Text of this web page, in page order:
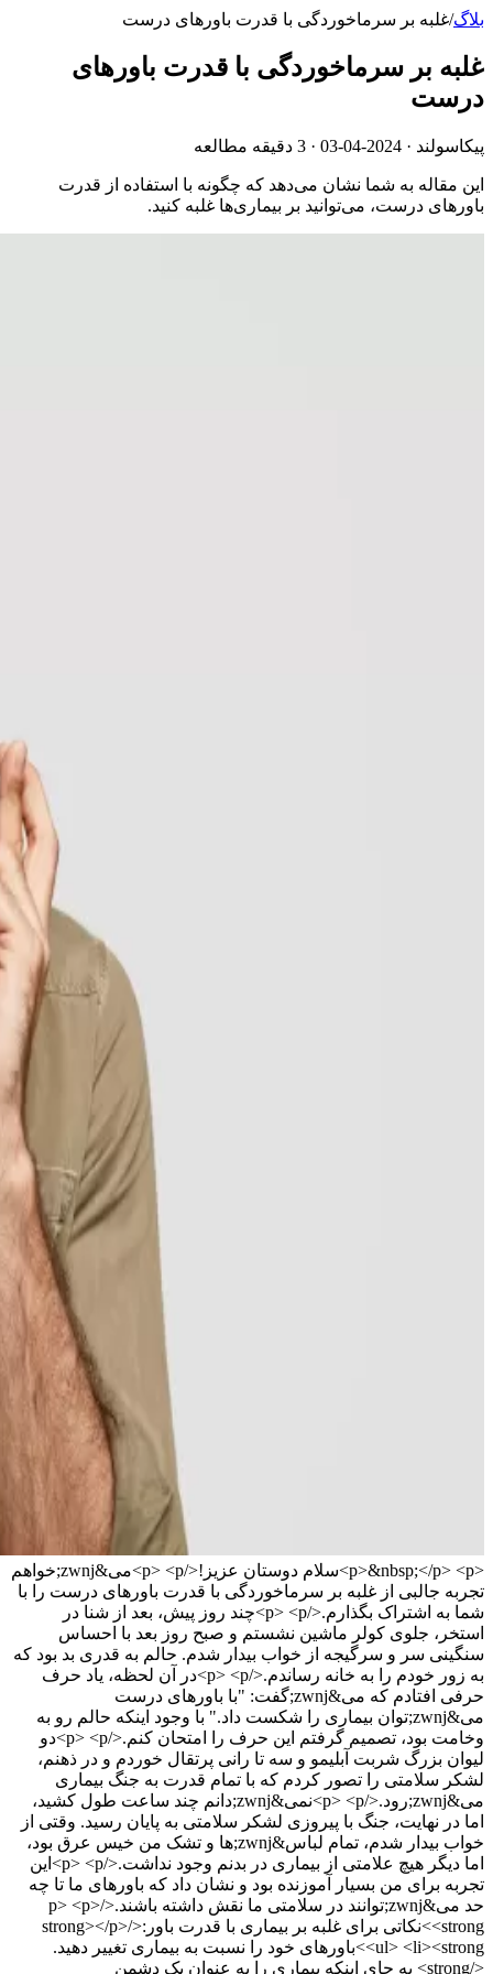
بلاگ/غلبه بر سرماخوردگی با قدرت باورهای درست
غلبه بر سرماخوردگی با قدرت باورهای
درست
پیکاسولند · 2024-04-03 · 3 دقیقه مطالعه
این مقاله به شما نشان می‌دهد که چگونه با استفاده از قدرت
باورهای درست، می‌توانید بر بیماری‌ها غلبه کنید.
<p>&nbsp;</p> <p>سلام دوستان عزیز!</p> <p>می&zwnj;خواهم
تجربه جالبی از غلبه بر سرماخوردگی با قدرت باورهای درست را با
شما به اشتراک بگذارم.</p> <p>چند روز پیش، بعد از شنا در
استخر، جلوی کولر ماشین نشستم و صبح روز بعد با احساس
سنگینی سر و سرگیجه از خواب بیدار شدم. حالم به قدری بد بود که
به زور خودم را به خانه رساندم.</p> <p>در آن لحظه، یاد حرف
حرفی افتادم که می&zwnj;گفت: "با باورهای درست
می&zwnj;توان بیماری را شکست داد." با وجود اینکه حالم رو به
وخامت بود، تصمیم گرفتم این حرف را امتحان کنم.</p> <p>دو
لیوان بزرگ شربت آبلیمو و سه تا رانی پرتقال خوردم و در ذهنم،
لشکر سلامتی را تصور کردم که با تمام قدرت به جنگ بیماری
می&zwnj;رود.</p> <p>نمی&zwnj;دانم چند ساعت طول کشید،
اما در نهایت، جنگ با پیروزی لشکر سلامتی به پایان رسید. وقتی از
خواب بیدار شدم، تمام لباس&zwnj;ها و تشک من خیس عرق بود،
اما دیگر هیچ علامتی از بیماری در بدنم وجود نداشت.</p> <p>این
تجربه برای من بسیار آموزنده بود و نشان داد که باورهای ما تا چه
حد می&zwnj;توانند در سلامتی ما نقش داشته باشند.</p> <p>
<strong>نکاتی برای غلبه بر بیماری با قدرت باور:</strong></p>
<ul> <li><strong>باورهای خود را نسبت به بیماری تغییر دهید.
</strong> به جای اینکه بیماری را به عنوان یک دشمن